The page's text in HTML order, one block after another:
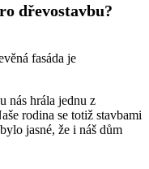
dřevostavbu?
fasáda je
nás hrála jednu z
rodina se totiž stavbami
jasné, že i náš dům